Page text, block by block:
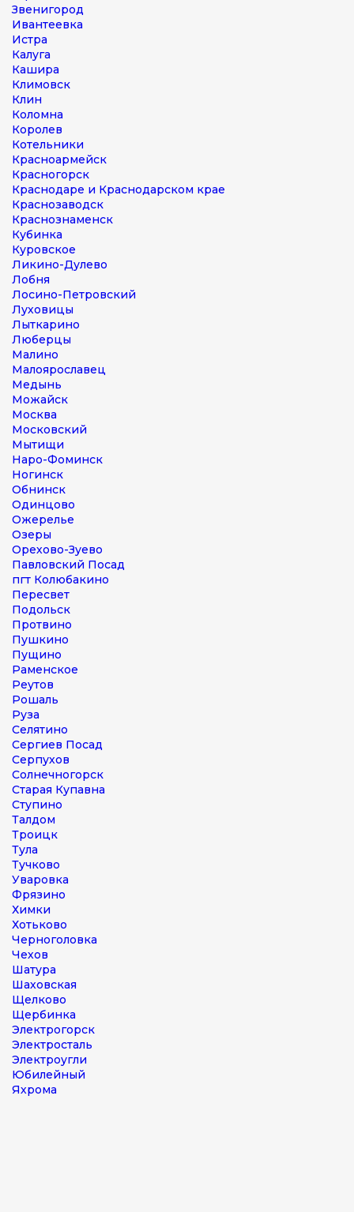
Звенигород
Ивантеевка
Истра
Калуга
Кашира
Климовск
Клин
Коломна
Королев
Котельники
Красноармейск
Красногорск
Краснодаре и Краснодарском крае
Краснозаводск
Краснознаменск
Кубинка
Куровское
Ликино-Дулево
Лобня
Лосино-Петровский
Луховицы
Лыткарино
Люберцы
Малино
Малоярославец
Медынь
Можайск
Москва
Московский
Мытищи
Наро-Фоминск
Ногинск
Обнинск
Одинцово
Ожерелье
Озеры
Орехово-Зуево
Павловский Посад
пгт Колюбакино
Пересвет
Подольск
Протвино
Пушкино
Пущино
Раменское
Реутов
Рошаль
Руза
Селятино
Сергиев Посад
Серпухов
Солнечногорск
Старая Купавна
Ступино
Талдом
Троицк
Тула
Тучково
Уваровка
Фрязино
Химки
Хотьково
Черноголовка
Чехов
Шатура
Шаховская
Щелково
Щербинка
Электрогорск
Электросталь
Электроугли
Юбилейный
Яхрома